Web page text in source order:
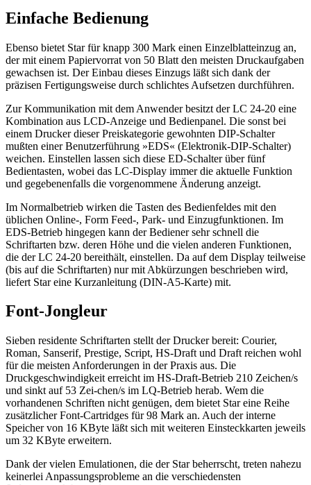
Einfache Bedienung
Ebenso bietet Star für knapp 300 Mark einen Einzelblatteinzug an,
der mit einem Papiervorrat von 50 Blatt den meisten Druckaufgaben
gewachsen ist. Der Einbau dieses Einzugs läßt sich dank der
präzisen Fertigungsweise durch schlichtes Aufsetzen durchführen.
Zur Kommunikation mit dem Anwender besitzt der LC 24-20 eine
Kombination aus LCD-Anzeige und Bedienpanel. Die sonst bei
einem Drucker dieser Preiskategorie gewohnten DIP-Schalter
mußten einer Benutzerführung »EDS« (Elektronik-DIP-Schalter)
weichen. Einstellen lassen sich diese ED-Schalter über fünf
Bedientasten, wobei das LC-Display immer die aktuelle Funktion
und gegebenenfalls die vorgenommene Änderung anzeigt.
Im Normalbetrieb wirken die Tasten des Bedienfeldes mit den
üblichen Online-, Form Feed-, Park- und Einzugfunktionen. Im
EDS-Betrieb hingegen kann der Bediener sehr schnell die
Schriftarten bzw. deren Höhe und die vielen anderen Funktionen,
die der LC 24-20 bereithält, einstellen. Da auf dem Display teilweise
(bis auf die Schriftarten) nur mit Abkürzungen beschrieben wird,
liefert Star eine Kurzanleitung (DIN-A5-Karte) mit.
Font-Jongleur
Sieben residente Schriftarten stellt der Drucker bereit: Courier,
Roman, Sanserif, Prestige, Script, HS-Draft und Draft reichen wohl
für die meisten Anforderungen in der Praxis aus. Die
Druckgeschwindigkeit erreicht im HS-Draft-Betrieb 210 Zeichen/s
und sinkt auf 53 Zei-chen/s im LQ-Betrieb herab. Wem die
vorhandenen Schriften nicht genügen, dem bietet Star eine Reihe
zusätzlicher Font-Cartridges für 98 Mark an. Auch der interne
Speicher von 16 KByte läßt sich mit weiteren Einsteckkarten jeweils
um 32 KByte erweitern.
Dank der vielen Emulationen, die der Star beherrscht, treten nahezu
keinerlei Anpassungsprobleme an die verschiedensten